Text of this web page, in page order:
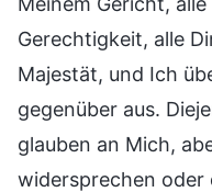
Gerechtigkeit, alle
Majestät, und Ich
gegenüber aus.
glauben an Mich,
widersprechen oder